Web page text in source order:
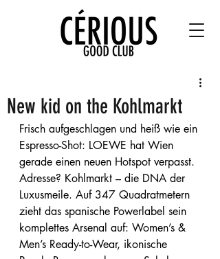
New kid on the Kohlmarkt
Frisch aufgeschlagen und heiß wie ein
Espresso-Shot: LOEWE hat Wien
gerade einen neuen Hotspot verpasst.
Adresse? Kohlmarkt – die DNA der
Luxusmeile. Auf 347 Quadratmetern
zieht das spanische Powerlabel sein
komplettes Arsenal auf: Women’s &
Men’s Ready-to-Wear, ikonische